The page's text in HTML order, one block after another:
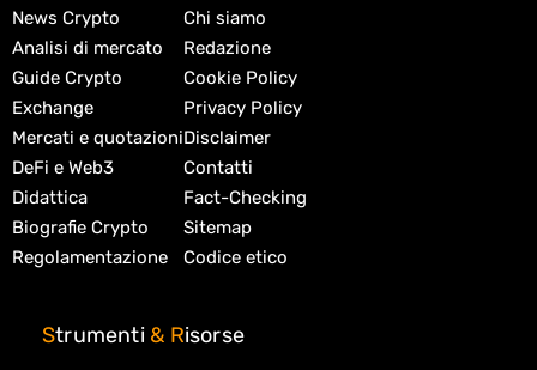
News Crypto
Analisi di mercato
Guide Crypto
Exchange
Mercati e quotazioni
DeFi e Web3
Didattica
Biografie Crypto
Regolamentazione
Chi siamo
Redazione
Cookie Policy
Privacy Policy
Disclaimer
Contatti
Fact-Checking
Sitemap
Codice etico
Strumenti & Risorse